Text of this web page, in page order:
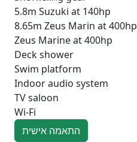
5.8m Suzuki at 140hp
8.65m Zeus Marin at 400hp
Zeus Marine at 400hp
Deck shower
Swim platform
Indoor audio system
TV saloon
Wi-Fi
התאמה אישית